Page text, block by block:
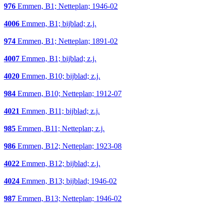
976 Emmen, B1; Netteplan; 1946-02
4006 Emmen, B1; bijblad; z.j.
974 Emmen, B1; Netteplan; 1891-02
4007 Emmen, B1; bijblad; z.j.
4020 Emmen, B10; bijblad; z.j.
984 Emmen, B10; Netteplan; 1912-07
4021 Emmen, B11; bijblad; z.j.
985 Emmen, B11; Netteplan; z.j.
986 Emmen, B12; Netteplan; 1923-08
4022 Emmen, B12; bijblad; z.j.
4024 Emmen, B13; bijblad; 1946-02
987 Emmen, B13; Netteplan; 1946-02